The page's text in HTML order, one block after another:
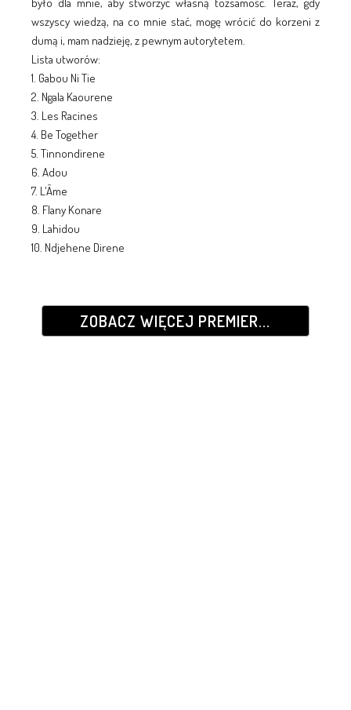
wszyscy wiedzą, na co mnie stać, mogę wrócić do korzeni z
dumą i, mam nadzieję, z pewnym autorytetem.
Lista utworów:
1. Gabou Ni Tie
2. Ngala Kaourene
3. Les Racines
4. Be Together
5. Tinnondirene
6. Adou
7. L'Âme
8. Flany Konare
9. Lahidou
10. Ndjehene Direne
ZOBACZ WIĘCEJ PREMIER...